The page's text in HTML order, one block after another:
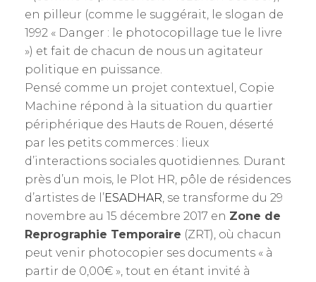
en pilleur (comme le suggérait, le slogan de
1992 « Danger : le photocopillage tue le livre
») et fait de chacun de nous un agitateur
politique en puissance.
Pensé comme un projet contextuel, Copie
Machine répond à la situation du quartier
périphérique des Hauts de Rouen, déserté
par les petits commerces : lieux
d’interactions sociales quotidiennes. Durant
près d’un mois, le Plot HR, pôle de résidences
d’artistes de l’ESADHAR, se transforme du 29
novembre au 15 décembre 2017 en Zone de
Reprographie Temporaire (ZRT), où chacun
peut venir photocopier ses documents « à
partir de 0,00€ », tout en étant invité à